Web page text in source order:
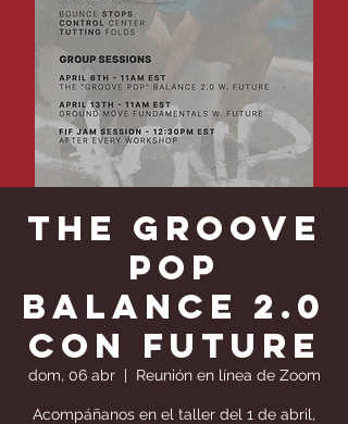
The Groove
Pop
Balance 2.0
con Future
dom, 06 abr
  |
Reunión en línea de Zoom
Acompáñanos en el taller del 1 de abril,